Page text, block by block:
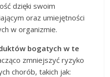
dzięki swoim
oraz umiejętności
w organizmie.
bogatych w te
zmniejszyć ryzyko
chorób, takich jak: